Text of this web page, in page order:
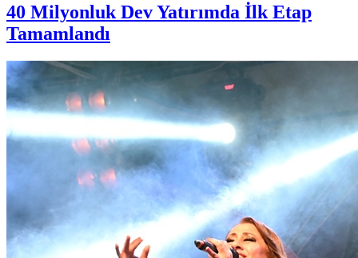
40 Milyonluk Dev Yatırımda İlk Etap
Tamamlandı